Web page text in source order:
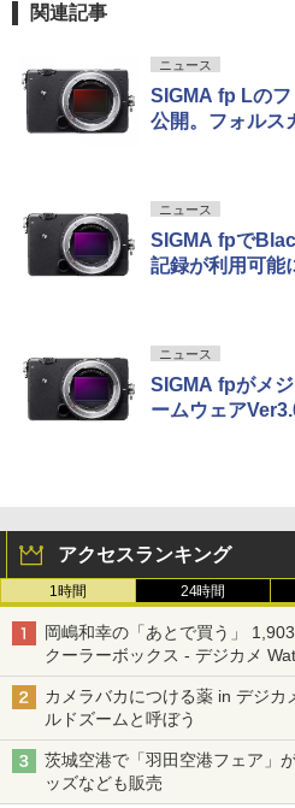
関連記事
ニュース
SIGMA fp Lの
公開。フォルス
ニュース
SIGMA fpで
記録が利用可能
ニュース
SIGMA fpがメ
ームウェア
アクセスランキング
1時間 24時間
岡嶋和幸の「あとで買う」
クーラーボックス - デジカメ
カメラバカにつける薬 in デジカ
ルドズームと呼ぼう
茨城空港で「羽田空港フェア」
ッズなども販売